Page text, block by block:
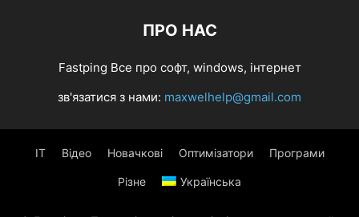
ПРО НАС
Fastping Все про софт, windows, інтернет
зв'язатися з нами: maxwelhelp@gmail.com
IT Відео Новачкові Оптимізатори Програми
Різне Українська